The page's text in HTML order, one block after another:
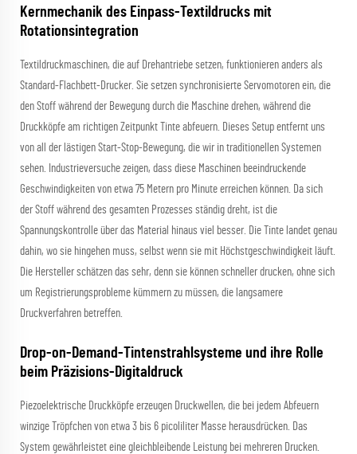
Kernmechanik des Einpass-Textildrucks mit
Rotationsintegration
Textildruckmaschinen, die auf Drehantriebe setzen, funktionieren anders als
Standard-Flachbett-Drucker. Sie setzen synchronisierte Servomotoren ein, die
den Stoff während der Bewegung durch die Maschine drehen, während die
Druckköpfe am richtigen Zeitpunkt Tinte abfeuern. Dieses Setup entfernt uns
von all der lästigen Start-Stop-Bewegung, die wir in traditionellen Systemen
sehen. Industrieversuche zeigen, dass diese Maschinen beeindruckende
Geschwindigkeiten von etwa 75 Metern pro Minute erreichen können. Da sich
der Stoff während des gesamten Prozesses ständig dreht, ist die
Spannungskontrolle über das Material hinaus viel besser. Die Tinte landet genau
dahin, wo sie hingehen muss, selbst wenn sie mit Höchstgeschwindigkeit läuft.
Die Hersteller schätzen das sehr, denn sie können schneller drucken, ohne sich
um Registrierungsprobleme kümmern zu müssen, die langsamere
Druckverfahren betreffen.
Drop-on-Demand-Tintenstrahlsysteme und ihre Rolle
beim Präzisions-Digitaldruck
Piezoelektrische Druckköpfe erzeugen Druckwellen, die bei jedem Abfeuern
winzige Tröpfchen von etwa 3 bis 6 picoliliter Masse herausdrücken. Das
System gewährleistet eine gleichbleibende Leistung bei mehreren Drucken.